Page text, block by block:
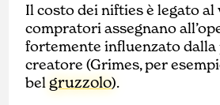
Il costo dei nifties è legato al
compratori assegnano
fortemente influenzato
creatore (Grimes, per
belgruzzolo).